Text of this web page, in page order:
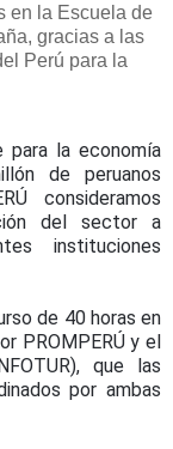
en la Escuela de
gracias a las
Perú para la
para la economía
de peruanos
consideramos
del sector a
instituciones
de 40 horas en
PROMPERÚ y el
que las
por ambas